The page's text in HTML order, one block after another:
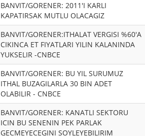
BANVIT/GORENER: 2011'I KARLI
KAPATIRSAK MUTLU OLACAGIZ
BANVIT/GORENER:ITHALAT VERGISI %60'A
CIKINCA ET FIYATLARI YILIN KALANINDA
YUKSELIR -CNBCE
BANVIT/GORENER: BU YIL SURUMUZ
ITHAL BUZAGILARLA 30 BIN ADET
OLABILIR - CNBCE
BANVIT/GORENER: KANATLI SEKTORU
ICIN BU SENENIN PEK PARLAK
GECMEYECEGINI SOYLEYEBILIRIM